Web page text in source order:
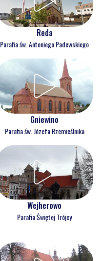
Reda
Parafia św. Antoniego Padewskiego
Gniewino
Parafia św. Józefa Rzemieślnika
Wejherowo
Parafia Świętej Trójcy